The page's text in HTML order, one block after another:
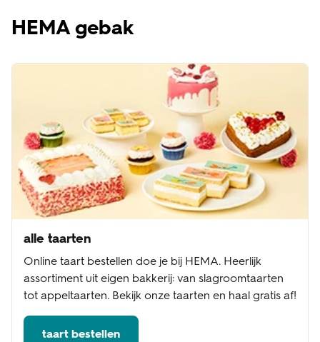
HEMA gebak
alle taarten
Online taart bestellen doe je bij HEMA. Heerlijk
assortiment uit eigen bakkerij: van slagroomtaarten
tot appeltaarten. Bekijk onze taarten en haal gratis af!
taart bestellen